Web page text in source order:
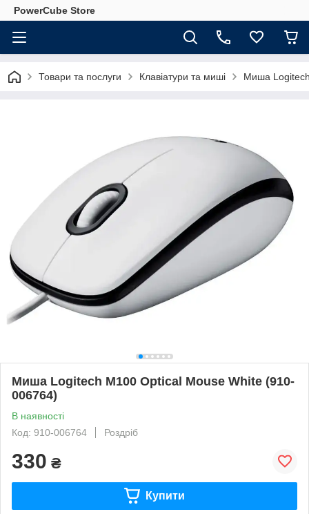
PowerCube Store
Товари та послуги Клавіатури та миші Миша
Миша Logitech M100 Optical Mouse White (910-
006764)
В наявності
Код: 910-006764
Роздріб
330 ₴
Купити